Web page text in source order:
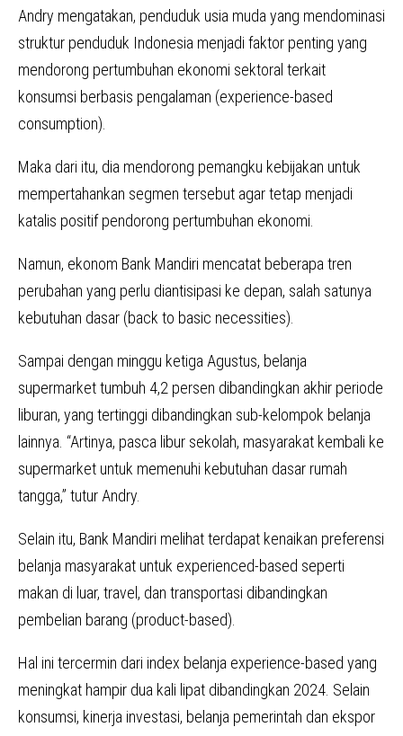
Andry mengatakan, penduduk usia muda yang mendominasi
struktur penduduk Indonesia menjadi faktor penting yang
mendorong pertumbuhan ekonomi sektoral terkait
konsumsi berbasis pengalaman (experience-based
consumption).
Maka dari itu, dia mendorong pemangku kebijakan untuk
mempertahankan segmen tersebut agar tetap menjadi
katalis positif pendorong pertumbuhan ekonomi.
Namun, ekonom Bank Mandiri mencatat beberapa tren
perubahan yang perlu diantisipasi ke depan, salah satunya
kebutuhan dasar (back to basic necessities).
Sampai dengan minggu ketiga Agustus, belanja
supermarket tumbuh 4,2 persen dibandingkan akhir periode
liburan, yang tertinggi dibandingkan sub-kelompok belanja
lainnya. “Artinya, pasca libur sekolah, masyarakat kembali ke
supermarket untuk memenuhi kebutuhan dasar rumah
tangga,” tutur Andry.
Selain itu, Bank Mandiri melihat terdapat kenaikan preferensi
belanja masyarakat untuk experienced-based seperti
makan di luar, travel, dan transportasi dibandingkan
pembelian barang (product-based).
Hal ini tercermin dari index belanja experience-based yang
meningkat hampir dua kali lipat dibandingkan 2024. Selain
konsumsi, kinerja investasi, belanja pemerintah dan ekspor